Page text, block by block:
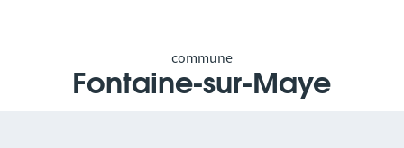
commune
Fontaine-sur-Maye